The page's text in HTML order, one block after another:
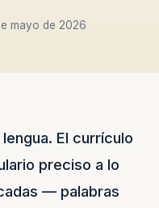
mayo de 2026
El currículo
preciso a lo
— palabras